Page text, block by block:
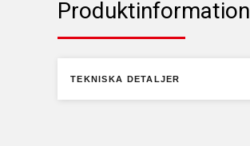
Produktinformation
TEKNISKA DETALJER